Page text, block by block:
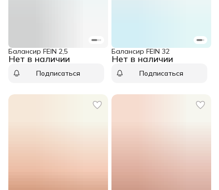
Нет в наличии
Балансир FEIN 2,5
Подписаться
Нет в наличии
Балансир FEIN 32
Подписаться